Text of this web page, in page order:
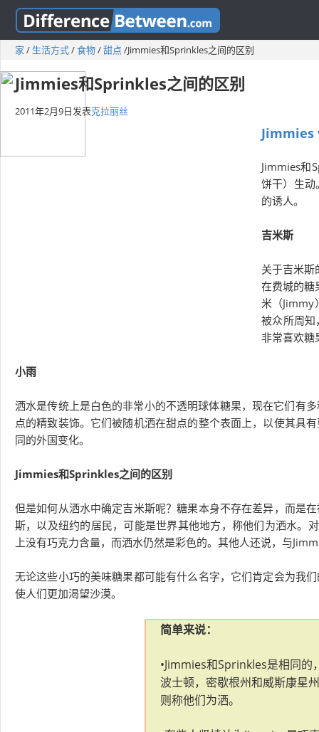
家 / 生活方式/食物/甜点 /Jimmies和Sprinkles之间的区别
Jimmies和Sprinkles之间的区别
2011年2月9日发表克拉丽丝
Jimmies
Jimmies和
饼干）生动
的诱人。
吉米斯
关于吉米
在费城的糖
米（Jimmy
被众所周知
非常喜欢糖
小雨
洒水是传统上是白色的非常小的不透明球体糖果，现在它们有
点的精致装饰。它们被随机洒在甜点的整个表面上，以使其具
同的外国变化。
Jimmies和Sprinkles之间的区别
但是如何从洒水中确定吉米斯呢？糖果本身不存在差异，而是
斯，以及纽约的居民，可能是世界其他地方，称他们为洒水。
上没有巧克力含量，而洒水仍然是彩色的。其他人还说，与
无论这些小巧的美味糖果都可能有什么名字，它们肯定会为我
使人们更加渴望沙漠。
简单来说：
•Jimmies和Sprinkles是相同的
波士顿，密歇根州和威斯康星
则称他们为洒。